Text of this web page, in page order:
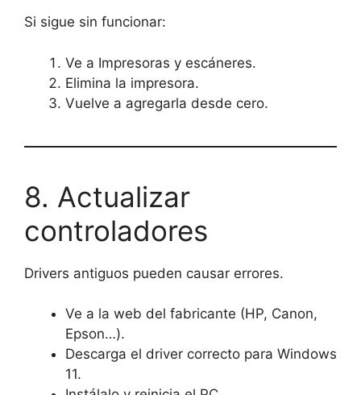
Si sigue sin funcionar:
Ve a Impresoras y escáneres.
Elimina la impresora.
Vuelve a agregarla desde cero.
8. Actualizar
controladores
Drivers antiguos pueden causar errores.
Ve a la web del fabricante (HP, Canon,
Epson…).
Descarga el driver correcto para Windows
11.